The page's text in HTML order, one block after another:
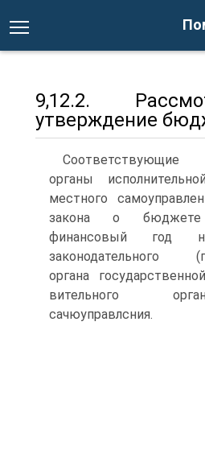
9,12.2.
утверждение
Соответствующие
органы
местного
закона о
финансовый год
законодатель­ного
органа
вительного
сачюуправлсния.